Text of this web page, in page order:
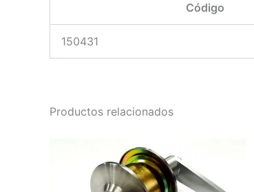
Código
150431
Productos relacionados